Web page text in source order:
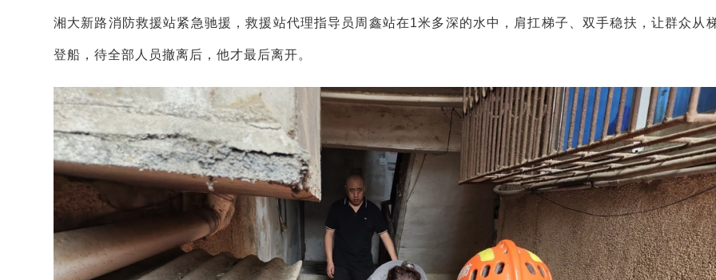
湘大新路消防救援站紧急驰援，救援站代理指导员周鑫站在1米多深的水中，肩扛梯子、双手稳扶，让群众从
登船，待全部人员撤离后，他才最后离开。